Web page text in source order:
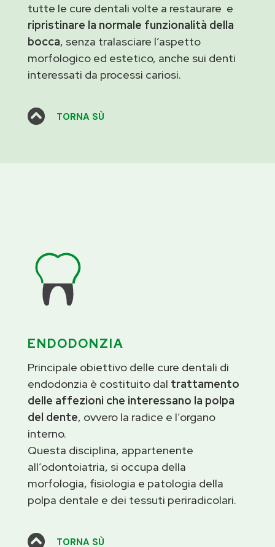
tutte le cure dentali volte a restaurare e
ripristinare la normale funzionalità della
bocca, senza tralasciare l’aspetto
morfologico ed estetico, anche sui denti
interessati da processi cariosi.
 TORNA SÙ
ENDODONZIA
Principale obiettivo delle cure dentali di
endodonzia è costituito dal trattamento
delle affezioni che interessano la polpa
del dente, ovvero la radice e l’organo
interno.
Questa disciplina, appartenente
all’odontoiatria, si occupa della
morfologia, fisiologia e patologia della
polpa dentale e dei tessuti periradicolari.
 TORNA SÙ